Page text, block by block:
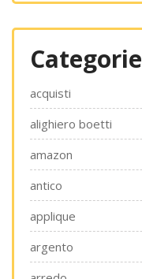
Categorie
acquisti
alighiero boetti
amazon
antico
applique
argento